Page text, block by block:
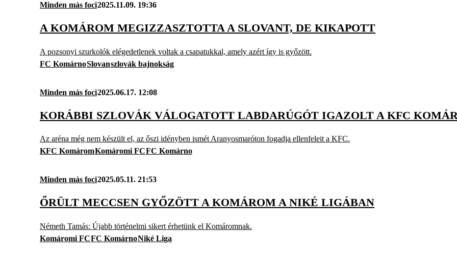
Minden más foci2025.11.09. 19:36
A KOMÁROM MEGIZZASZTOTTA A SLOVANT, DE KIKAPOTT
A pozsonyi szurkolók elégedetlenek voltak a csapatukkal, amely azért így is győzött.
FC KomárnoSlovanszlovák bajnokság
Minden más foci2025.06.17. 12:08
KORÁBBI SZLOVÁK VÁLOGATOTT LABDARÚGÓT IGAZOLT A KFC
Az aréna még nem készült el, az őszi idényben ismét Aranyosmaróton fogadja ellenfeleit a KFC.
KFC KomáromKomáromi FCFC Komárno
Minden más foci2025.05.11. 21:53
ŐRÜLT MECCSEN GYŐZÖTT A KOMÁROM A NIKÉ LIGÁBAN
Németh Tamás: Újabb történelmi sikert érhetünk el Komáromnak.
Komáromi FCFC KomárnoNiké Liga